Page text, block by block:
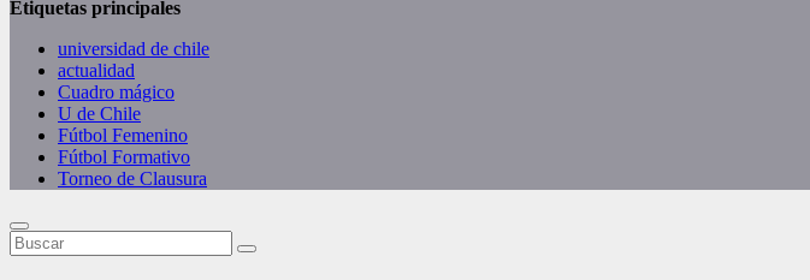
Etiquetas principales
universidad de chile
actualidad
Cuadro mágico
U de Chile
Fútbol Femenino
Fútbol Formativo
Torneo de Clausura